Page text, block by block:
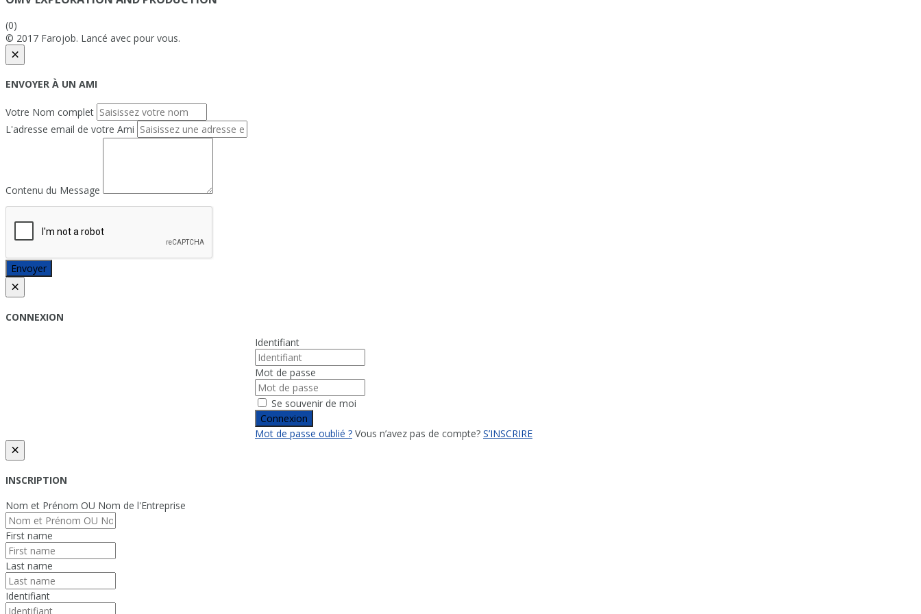
(0)
© 2017 Farojob. Lancé avec pour vous.
×
ENVOYER À UN AMI
Votre Nom complet
L'adresse email de votre Ami
Contenu du Message
Envoyer
×
CONNEXION
Identifiant
Mot de passe
Se souvenir de moi
Connexion
Mot de passe oublié ? Vous n’avez pas de compte? S’INSCRIRE
×
INSCRIPTION
Nom et Prénom OU Nom de l'Entreprise
First name
Last name
Identifiant